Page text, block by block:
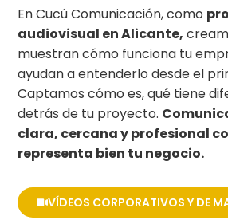
En Cucú Comunicación, como
audiovisual en Alicante,
muestran cómo funciona tu
ayudan a entenderlo desde el
Captamos cómo es, qué tiene
detrás de tu proyecto.
clara, cercana y profesional
representa bien tu negocio.
VÍDEOS CORPORATIVOS Y DE